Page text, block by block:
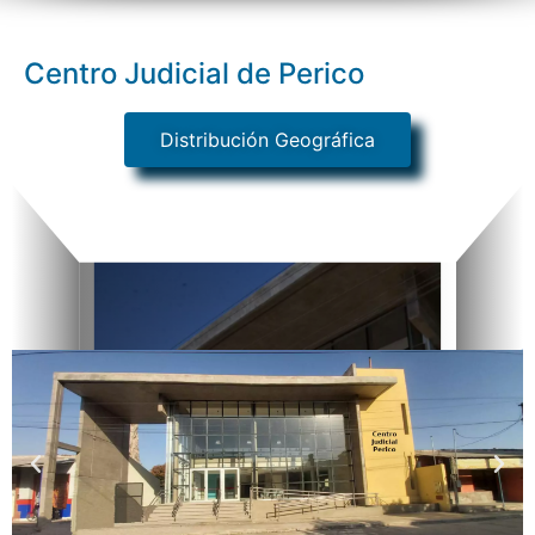
Centro Judicial de Perico
Distribución Geográfica